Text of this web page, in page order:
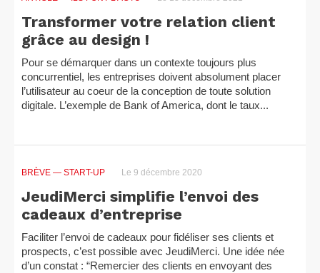
Transformer votre relation client
grâce au design !
Pour se démarquer dans un contexte toujours plus
concurrentiel, les entreprises doivent absolument placer
l’utilisateur au coeur de la conception de toute solution
digitale. L’exemple de Bank of America, dont le taux...
BRÈVE — START-UP Le 9 décembre 2020
JeudiMerci simplifie l’envoi des
cadeaux d’entreprise
Faciliter l’envoi de cadeaux pour fidéliser ses clients et
prospects, c’est possible avec JeudiMerci. Une idée née
d’un constat : “Remercier des clients en envoyant des